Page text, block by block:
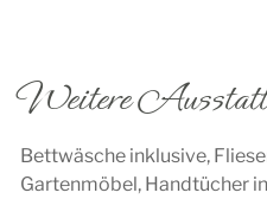
Weitere
Bettwäsche inklusive,
Gartenmöbel, Handtücher